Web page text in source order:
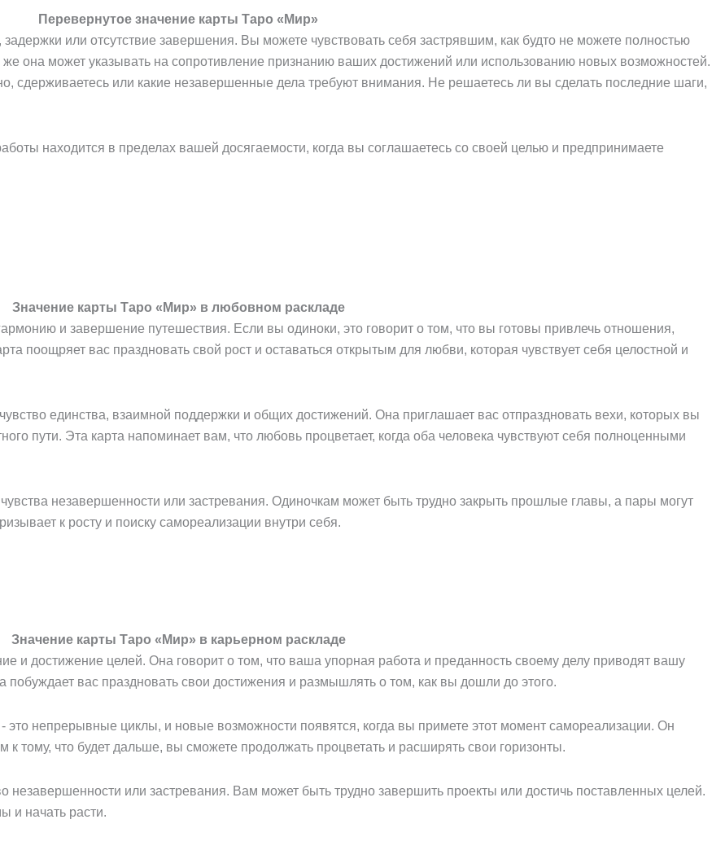
Перевернутое значение карты Таро «Мир»
или отсутствие завершения. Вы можете чувствовать себя застрявшим, как будто не можете полностью
она может указывать на сопротивление признанию ваших достижений или использованию новых возможностей.
сдерживаетесь или какие незавершенные дела требуют внимания. Не решаетесь ли вы сделать последние шаги,
находится в пределах вашей досягаемости, когда вы соглашаетесь со своей целью и предпринимаете
Значение карты Таро «Мир» в любовном раскладе
и завершение путешествия. Если вы одиноки, это говорит о том, что вы готовы привлечь отношения,
поощряет вас праздновать свой рост и оставаться открытым для любви, которая чувствует себя целостной и
единства, взаимной поддержки и общих достижений. Она приглашает вас отпраздновать вехи, которых вы
пути. Эта карта напоминает вам, что любовь процветает, когда оба человека чувствуют себя полноценными
незавершенности или застревания. Одиночкам может быть трудно закрыть прошлые главы, а пары могут
к росту и поиску самореализации внутри себя.
Значение карты Таро «Мир» в карьерном раскладе
и достижение целей. Она говорит о том, что ваша упорная работа и преданность своему делу приводят вашу
вас праздновать свои достижения и размышлять о том, как вы дошли до этого.
непрерывные циклы, и новые возможности появятся, когда вы примете этот момент самореализации. Он
к тому, что будет дальше, вы сможете продолжать процветать и расширять свои горизонты.
незавершенности или застревания. Вам может быть трудно завершить проекты или достичь поставленных целей.
и начать расти.